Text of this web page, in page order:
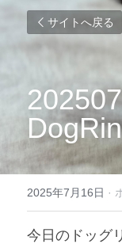
サイトへ戻る
2025年7月16日 ·
今日のドッグ